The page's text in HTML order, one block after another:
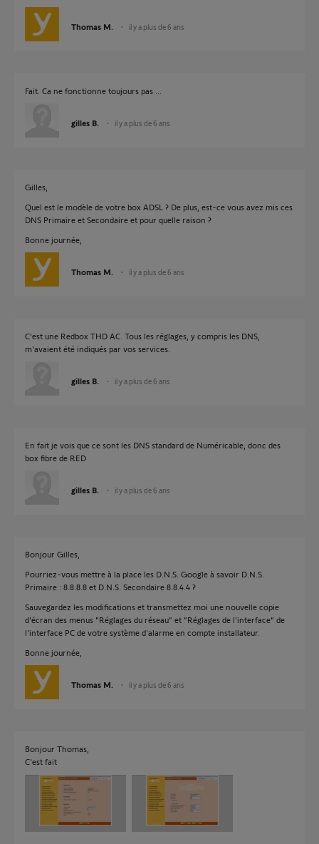
Thomas M. il y a plus de 6 ans
Fait. Ca ne fonctionne toujours pas ...
gilles B. il y a plus de 6 ans
Gilles,
Quel est le modèle de votre box ADSL ? De plus, est-ce vous avez mis ces
DNS Primaire et Secondaire et pour quelle raison ?
Bonne journée,
Thomas M. il y a plus de 6 ans
C'est une Redbox THD AC. Tous les réglages, y compris les DNS,
m'avaient été indiqués par vos services.
gilles B. il y a plus de 6 ans
En fait je vois que ce sont les DNS standard de Numéricable, donc des
box fibre de RED
gilles B. il y a plus de 6 ans
Bonjour Gilles,
Pourriez-vous mettre à la place les D.N.S. Google à savoir D.N.S.
Primaire : 8.8.8.8 et D.N.S. Secondaire 8.8.4.4 ?
Sauvegardez les modifications et transmettez moi une nouvelle copie
d'écran des menus "Réglages du réseau" et "Réglages de l'interface" de
l'interface PC de votre système d'alarme en compte installateur.
Bonne journée,
Thomas M. il y a plus de 6 ans
Bonjour Thomas,
C'est fait